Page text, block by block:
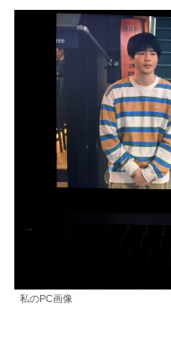
私のPC画像